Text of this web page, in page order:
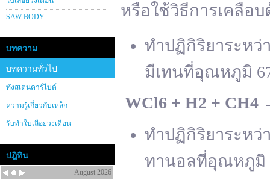
SAW BODY
บทความ
บทความทั่วไป
ทังสเตนคาร์ไบด์
ความรู้เกี่ยวกับเหล็ก
รับทำใบเลื่อยวงเดือน
ปฎิทิน
August 2026
หรือใช้วิธีการเคลือบ
ทำปฏิกิริยาระหว่
มีเทนที่อุณหภูมิ
WCl6 + H2 + CH4
ทำปฏิกิริยาระหว่
ทานอลที่อุณหภูมิ